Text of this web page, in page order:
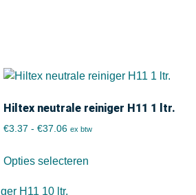
Hiltex neutrale reiniger H11 1 ltr.
€3.37 - €37.06 ex btw
Opties selecteren